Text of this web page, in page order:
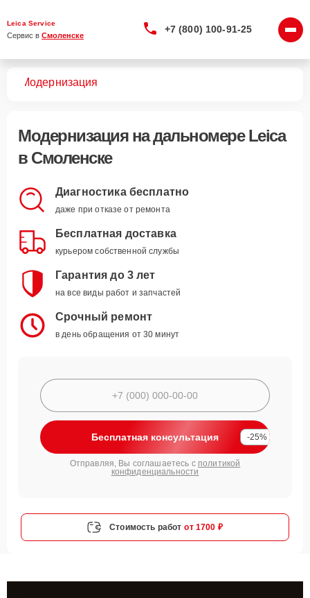
Leica Service
Сервис в Смоленске
+7 (800) 100-91-25
Модернизация
Модернизацияна дальномере Leica
в Смоленске
Диагностика бесплатно
даже при отказе от ремонта
Бесплатная доставка
курьером собственной службы
Гарантия до 3 лет
на все виды работ и запчастей
Срочный ремонт
в день обращения от 30 минут
Бесплатная консультация -25%
Отправляя, Вы соглашаетесь с политикой
конфиденциальности
Стоимость работ от 1700 ₽